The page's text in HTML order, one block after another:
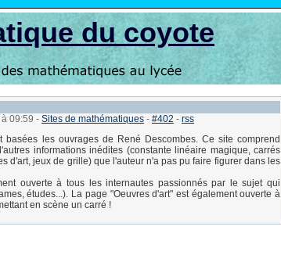
du coyote
09:59 - Sites de mathématiques - #402 - rss
basées les ouvrages de René Descombes. Ce site comprend
informations inédites (constante linéaire magique, carrés
d'art, jeux de grille) que l'auteur n'a pas pu faire figurer dans les
ouverte à tous les internautes passionnés par le sujet qui
études...). La page "Oeuvres d'art" est également ouverte à
en scène un carré !